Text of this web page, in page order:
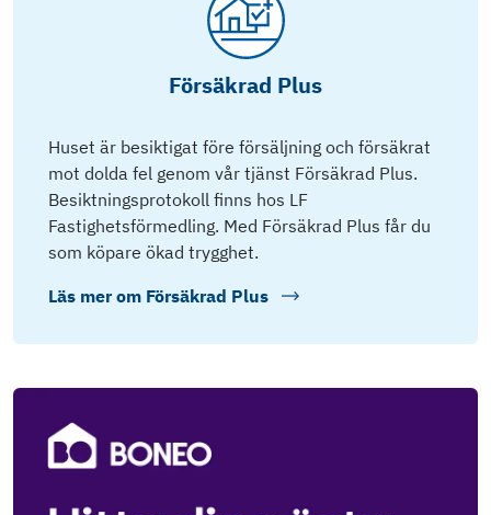
Försäkrad Plus
Huset är besiktigat före försäljning och försäkrat
mot dolda fel genom vår tjänst Försäkrad Plus.
Besiktningsprotokoll finns hos LF
Fastighetsförmedling. Med Försäkrad Plus får du
som köpare ökad trygghet.
Läs mer om Försäkrad Plus